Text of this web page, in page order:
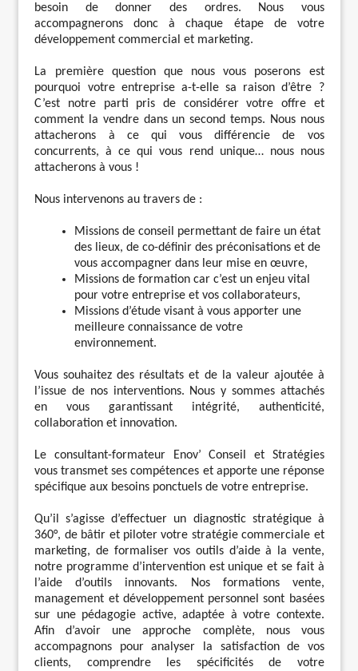
besoin de donner des ordres. Nous vous
accompagnerons donc à chaque étape de votre
développement commercial et marketing.
La première question que nous vous poserons est
pourquoi votre entreprise a-t-elle sa raison d’être ?
C’est notre parti pris de considérer votre offre et
comment la vendre dans un second temps. Nous nous
attacherons à ce qui vous différencie de vos
concurrents, à ce qui vous rend unique… nous nous
attacherons à vous !
Nous intervenons au travers de :
Missions de conseil permettant de faire un état
des lieux, de co-définir des préconisations et de
vous accompagner dans leur mise en œuvre,
Missions de formation car c’est un enjeu vital
pour votre entreprise et vos collaborateurs,
Missions d’étude visant à vous apporter une
meilleure connaissance de votre
environnement.
Vous souhaitez des résultats et de la valeur ajoutée à
l’issue de nos interventions. Nous y sommes attachés
en vous garantissant intégrité, authenticité,
collaboration et innovation.
Le consultant-formateur Enov’ Conseil et Stratégies
vous transmet ses compétences et apporte une réponse
spécifique aux besoins ponctuels de votre entreprise.
Qu’il s’agisse d’effectuer un diagnostic stratégique à
360°, de bâtir et piloter votre stratégie commerciale et
marketing, de formaliser vos outils d’aide à la vente,
notre programme d’intervention est unique et se fait à
l’aide d’outils innovants. Nos formations vente,
management et développement personnel sont basées
sur une pédagogie active, adaptée à votre contexte.
Afin d’avoir une approche complète, nous vous
accompagnons pour analyser la satisfaction de vos
clients, comprendre les spécificités de votre